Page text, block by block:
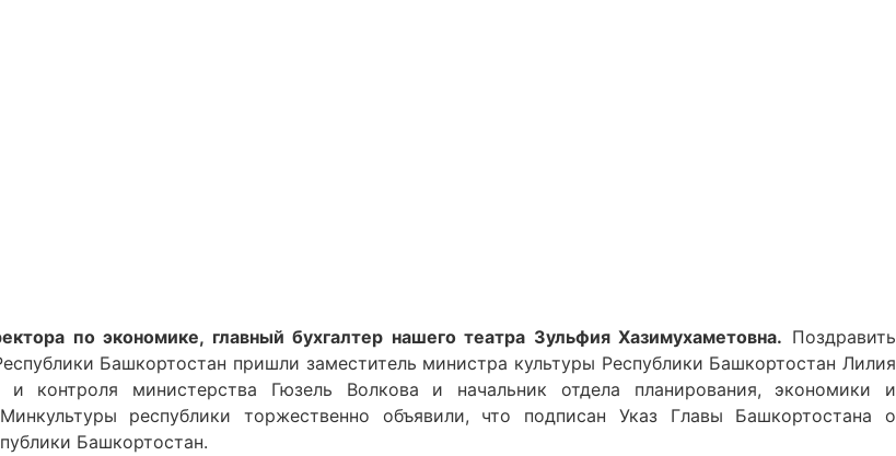
по экономике, главный бухгалтер нашего театра Зульфия Хазимухаметовна. Поздравить
Башкортостан пришли заместитель министра культуры Республики Башкортостан Лилия
контроля министерства Гюзель Волкова и начальник отдела планирования, экономики и
республики торжественно объявили, что подписан Указ Главы Башкортостана о
Башкортостан.